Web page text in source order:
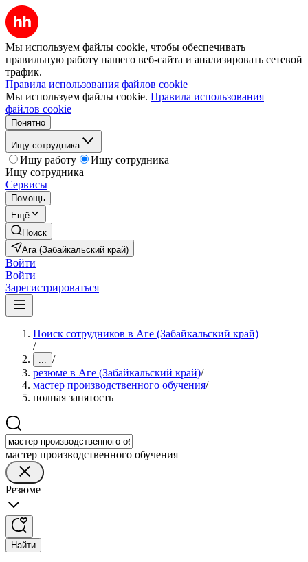
Мы используем файлы cookie, чтобы обеспечивать
правильную работу нашего веб-сайта и анализировать сетевой
трафик.
Правила использования файлов cookie
Мы используем файлы cookie. Правила использования
файлов cookie
Понятно
Ищу сотрудника
Ищу работу
Ищу сотрудника
Ищу сотрудника
Сервисы
Помощь
Ещё
Поиск
Ага (Забайкальский край)
Войти
Войти
Зарегистрироваться
Поиск сотрудников в Аге (Забайкальский край)
/
... /
резюме в Аге (Забайкальский край)/
мастер производственного обучения/
полная занятость
мастер производственного обучения
Резюме
Найти